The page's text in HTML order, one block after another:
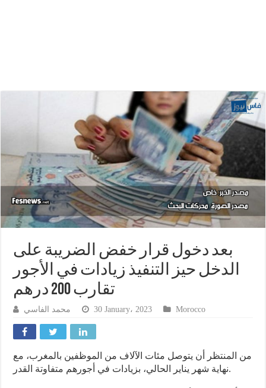
بعد دخول قرار خفض الضريبة على
الدخل حيز التنفيذ زيادات في الأجور
تقارب 200 درهم
محمد الفاسي 30 January، 2023 Morocco
من المنتظر أن يتوصل مئات الآلاف من الموظفين بالمغرب، مع
نهاية شهر يناير الحالي، بزيادات في أجورهم متفاوتة القدر.